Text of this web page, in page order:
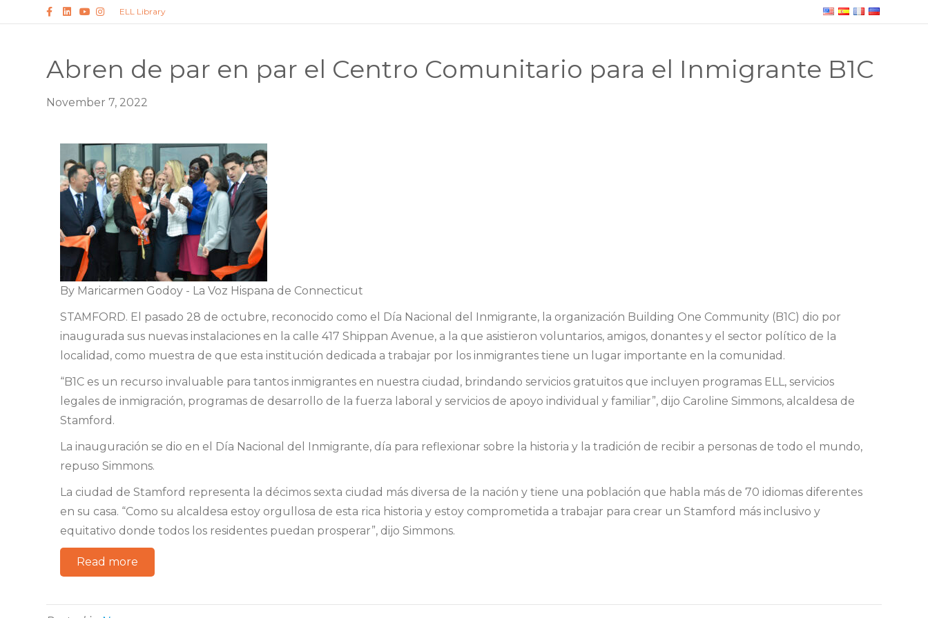
Facebook
Linkedin
YoutubeInstagramELL Library
Abren de par en par el Centro Comunitario para el Inmigrante B1C
November 7, 2022
By Maricarmen Godoy - La Voz Hispana de Connecticut
STAMFORD. El pasado 28 de octubre, reconocido como el Día Nacional del Inmigrante, la organización Building One Community (B1C) dio por
inaugurada sus nuevas instalaciones en la calle 417 Shippan Avenue, a la que asistieron voluntarios, amigos, donantes y el sector político de la
localidad, como muestra de que esta institución dedicada a trabajar por los inmigrantes tiene un lugar importante en la comunidad.
“B1C es un recurso invaluable para tantos inmigrantes en nuestra ciudad, brindando servicios gratuitos que incluyen programas ELL, servicios
legales de inmigración, programas de desarrollo de la fuerza laboral y servicios de apoyo individual y familiar”, dijo Caroline Simmons, alcaldesa de
Stamford.
La inauguración se dio en el Día Nacional del Inmigrante, día para reflexionar sobre la historia y la tradición de recibir a personas de todo el mundo,
repuso Simmons.
La ciudad de Stamford representa la décimos sexta ciudad más diversa de la nación y tiene una población que habla más de 70 idiomas diferentes
en su casa. “Como su alcaldesa estoy orgullosa de esta rica historia y estoy comprometida a trabajar para crear un Stamford más inclusivo y
equitativo donde todos los residentes puedan prosperar”, dijo Simmons.
Read more